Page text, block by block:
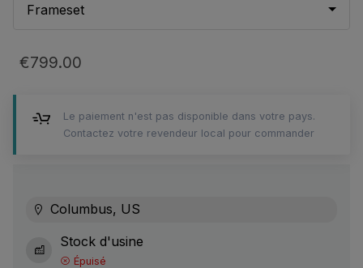
Frameset
€799.00
Le paiement n'est pas disponible dans votre pays.
Contactez votre revendeur local pour commander
Columbus, US
Stock d'usine
Épuisé